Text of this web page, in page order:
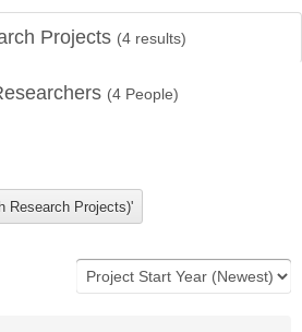
Projects (4 results)
(4 People)